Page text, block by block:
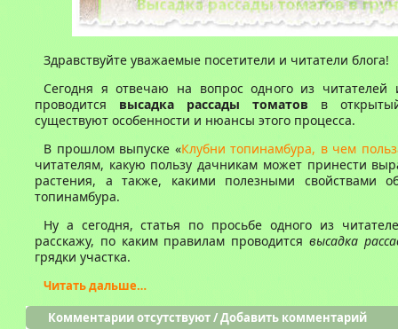
Здравствуйте уважаемые посетители и читатели блога!
Сегодня я отвечаю на вопрос одного из читателей
проводится высадка рассады томатов в
существуют особенности и нюансы этого процесса.
В прошлом выпуске «Клубни топинамбура, в чем
читателям, какую пользу дачникам может принести
растения, а также, какими полезными свойствами
топинамбура.
Ну а сегодня, статья по просьбе одного из
расскажу, по каким правилам проводится высадка
грядки участка.
Читать дальше…
Комментарии отсутствуют/Добавить комментарий